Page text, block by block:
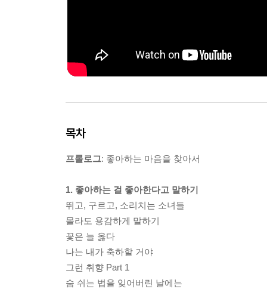
목차
프롤로그: 좋아하는 마음을 찾아서
1. 좋아하는 걸 좋아한다고 말하기
뛰고, 구르고, 소리치는 소녀들
몰라도 용감하게 말하기
꽃은 늘 옳다
나는 내가 축하할 거야
그런 취향 Part 1
숨 쉬는 법을 잊어버린 날에는